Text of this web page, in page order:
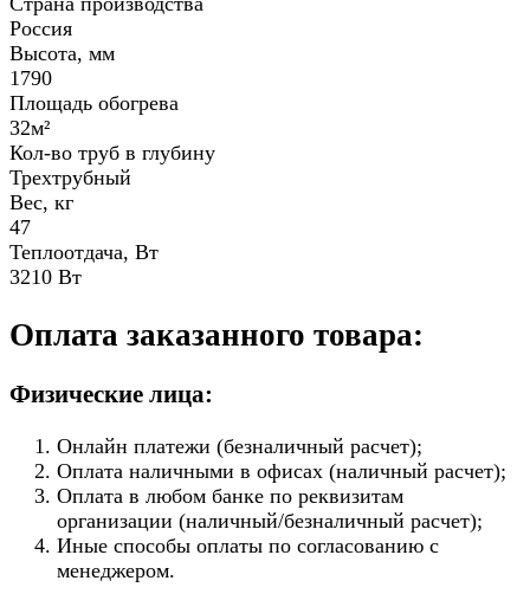
Россия
Высота, мм
1790
Площадь обогрева
32м²
Кол-во труб в глубину
Трехтрубный
Вес, кг
47
Теплоотдача, Вт
3210 Вт
Оплата заказанного товара:
Физические лица:
Онлайн платежи (безналичный расчет);
Оплата наличными в офисах (наличный расчет);
Оплата в любом банке по реквизитам
организации (наличный/безналичный расчет);
Иные способы оплаты по согласованию с
менеджером.